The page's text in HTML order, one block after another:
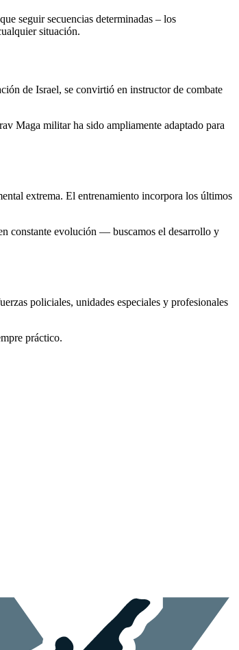
seguir secuencias determinadas – los
situación.
de Israel, se convirtió en instructor de combate
Maga militar ha sido ampliamente adaptado para
extrema. El entrenamiento incorpora los últimos
constante evolución — buscamos el desarrollo y
policiales, unidades especiales y profesionales
práctico.